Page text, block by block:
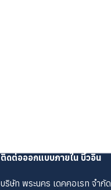
ติดต่อออกแบบภายใน บิ้วอิน
บริษัท พระนคร เดคคอเรท จำกัด